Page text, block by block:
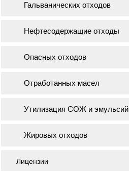
Гальванических отходов
Нефтесодержащие отходы
Опасных отходов
Отработанных масел
Утилизация СОЖ и эмульсий
Жировых отходов
Лицензии